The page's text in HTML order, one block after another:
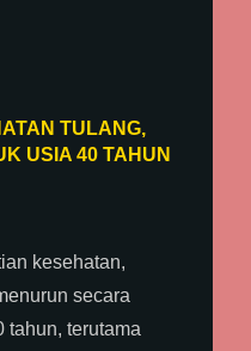
TULANG,
USIA 40 TAHUN
kesehatan,
secara
tahun, terutama